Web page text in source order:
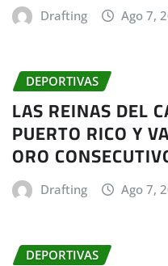
Drafting Ago 7,
DEPORTIVAS
LAS REINAS DEL
PUERTO RICO Y
ORO
Drafting Ago 7,
DEPORTIVAS